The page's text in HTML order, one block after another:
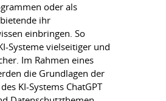
oder als
ihr
einbringen. So
Systeme vielseitiger und
Im Rahmen eines
die Grundlagen der
KI-Systems ChatGPT